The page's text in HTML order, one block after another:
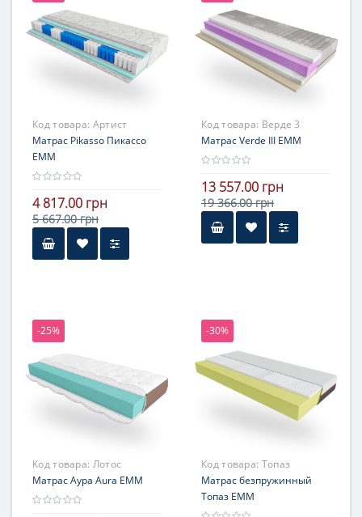
выше средней жесткости
Код товара: Артист
Матрас Pikasso Пикассо
ЕММ
4 817.00 грн
5 667.00 грн
Код товара: Верде 3
Матрас Verde III ЕММ
13 557.00 грн
19 366.00 грн
Жесткость
стороны с разной
жесткостью
-25%
Код товара: Лотос
Матрас Аура Aura ЕММ
-30%
Код товара: Топаз
Матрас безпружинный
Топаз ЕММ